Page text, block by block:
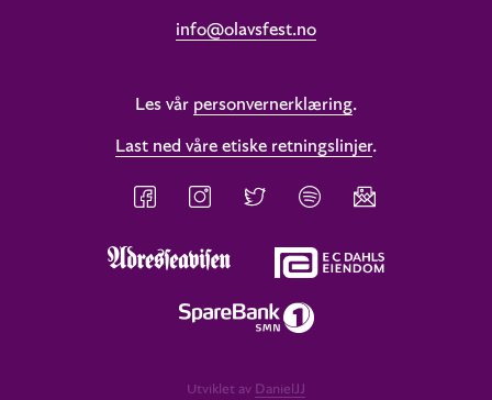
info@olavsfest.no
Les vår personvernerklæring.
Last ned våre etiske retningslinjer.
Utviklet av DanielJJ